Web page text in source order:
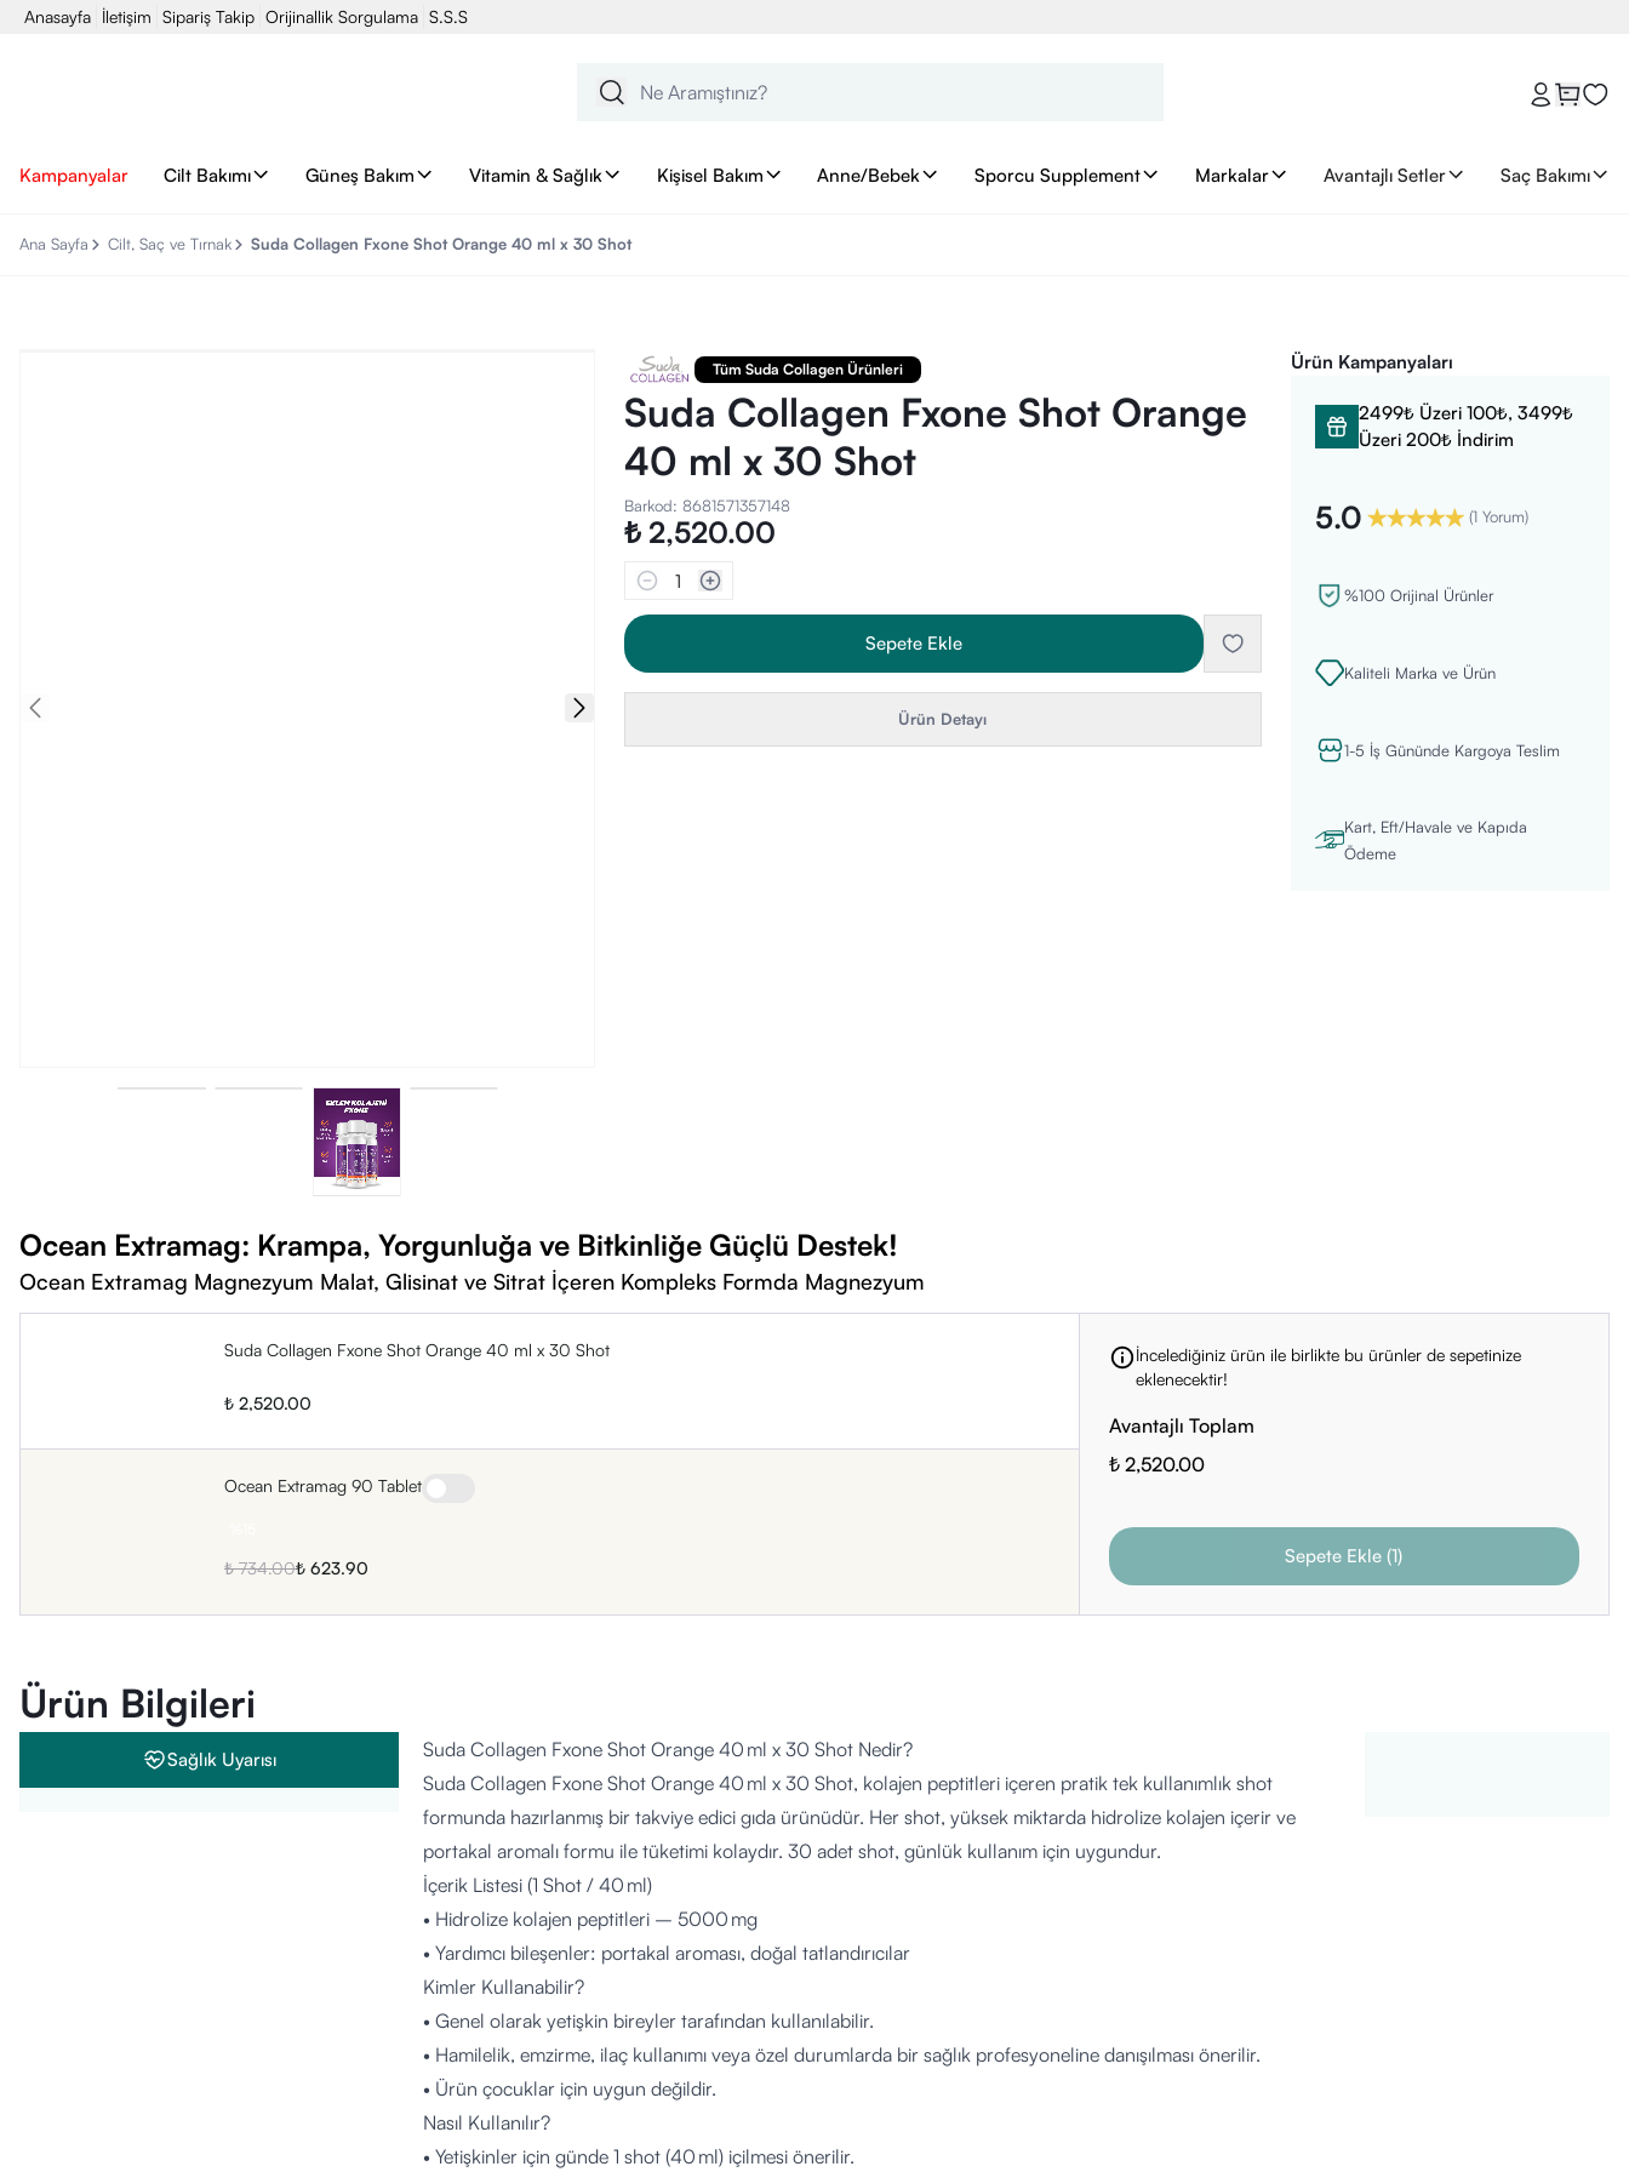
Anasayfa İletişim Sipariş Takip Orijinallik Sorgulama S.S.S
Kampanyalar Cilt Bakımı Güneş Bakım Vitamin & Sağlık Kişisel Bakım Anne/Bebek Sporcu Supplement Markalar Avantajlı Setler Saç Bakımı
Ana Sayfa Cilt, Saç ve Tırnak Suda Collagen Fxone Shot Orange 40 ml x 30 Shot
Tüm Suda Collagen Ürünleri
Suda Collagen Fxone Shot Orange
40 ml x 30 Shot
Barkod: 8681571357148
₺ 2,520.00
1
Sepete Ekle
Ürün Detayı
Ürün Kampanyaları
2499₺ Üzeri 100₺, 3499₺
Üzeri 200₺ İndirim
5.0 (1 Yorum)
%100 Orijinal Ürünler
Kaliteli Marka ve Ürün
1-5 İş Gününde Kargoya Teslim
Kart, Eft/Havale ve Kapıda
Ödeme
Ocean Extramag: Krampa, Yorgunluğa ve Bitkinliğe Güçlü Destek!
Ocean Extramag Magnezyum Malat, Glisinat ve Sitrat İçeren Kompleks Formda Magnezyum
Suda Collagen Fxone Shot Orange 40 ml x 30 Shot
₺ 2,520.00
Ocean Extramag 90 Tablet
₺ 734.00₺ 623.90
İncelediğiniz ürün ile birlikte bu ürünler de sepetinize
eklenecektir!
Avantajlı Toplam
₺ 2,520.00
Sepete Ekle (1)
Ürün Bilgileri
Sağlık Uyarısı
Suda Collagen Fxone Shot Orange 40 ml x 30 Shot Nedir?
Suda Collagen Fxone Shot Orange 40 ml x 30 Shot, kolajen peptitleri içeren pratik tek kullanımlık shot
formunda hazırlanmış bir takviye edici gıda ürünüdür. Her shot, yüksek miktarda hidrolize kolajen içerir ve
portakal aromalı formu ile tüketimi kolaydır. 30 adet shot, günlük kullanım için uygundur.
İçerik Listesi (1 Shot / 40 ml)
• Hidrolize kolajen peptitleri – 5000 mg
• Yardımcı bileşenler: portakal aroması, doğal tatlandırıcılar
Kimler Kullanabilir?
• Genel olarak yetişkin bireyler tarafından kullanılabilir.
• Hamilelik, emzirme, ilaç kullanımı veya özel durumlarda bir sağlık profesyoneline danışılması önerilir.
• Ürün çocuklar için uygun değildir.
Nasıl Kullanılır?
• Yetişkinler için günde 1 shot (40 ml) içilmesi önerilir.